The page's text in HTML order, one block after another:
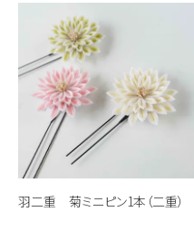
羽二重 菊ミニピン1本（二重）